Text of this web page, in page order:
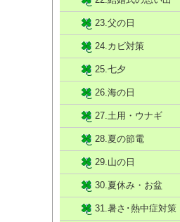
23.父の日
24.カビ対策
25.七夕
26.海の日
27.土用・ウナギ
28.夏の節電
29.山の日
30.夏休み・お盆
31.暑さ･熱中症対策